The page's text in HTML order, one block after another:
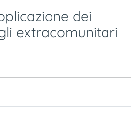
dei
extracomunitari